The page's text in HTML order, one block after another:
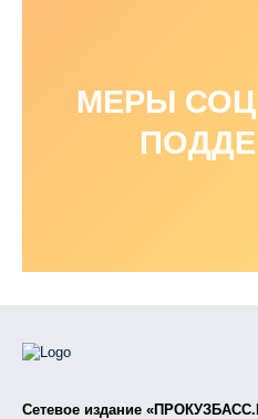
МЕРЫ
Сетевое издание